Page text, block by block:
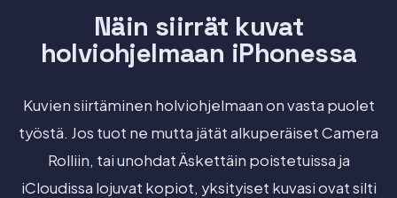
Näin siirrät kuvat
holviohjelmaan iPhonessa
Kuvien siirtäminen holviohjelmaan on vasta puolet
työstä. Jos tuot ne mutta jätät alkuperäiset Camera
Rolliin, tai unohdat Äskettäin poistetuissa ja
iCloudissa lojuvat kopiot, yksityiset kuvasi ovat silti